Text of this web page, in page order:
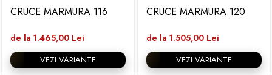
CRUCE MARMURA 116
de la 1.465,00 Lei
VEZI VARIANTE
CRUCE MARMURA 120
de la 1.505,00 Lei
VEZI VARIANTE